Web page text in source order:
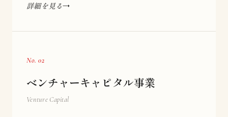
詳細を見る
No. 02
ベンチャーキャピタル事業
Venture Capital